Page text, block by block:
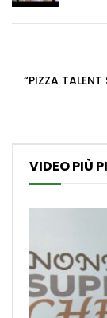
“PIZZA
VIDEO PIÙ